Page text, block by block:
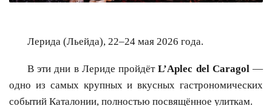
Лерида (Льейда), 22–24 мая 2026 года.
В эти дни в Лериде пройдётL’Aplec del Caragol—
одно из самых крупных и вкусных гастрономических
событий Каталонии, полностью посвящённое улиткам.